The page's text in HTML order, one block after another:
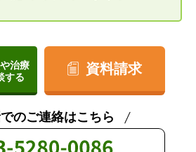
治療
する
資料請求
のご連絡はこちら